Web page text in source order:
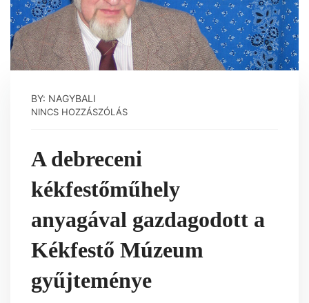
BY: NAGYBALI
NINCS HOZZÁSZÓLÁS
A debreceni
kékfestőműhely
anyagával gazdagodott a
Kékfestő Múzeum
gyűjteménye